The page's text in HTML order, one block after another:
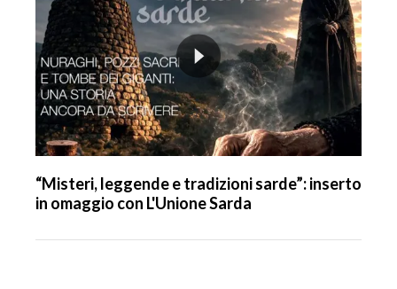
“Misteri, leggende e tradizioni sarde”: inserto
in omaggio con L'Unione Sarda